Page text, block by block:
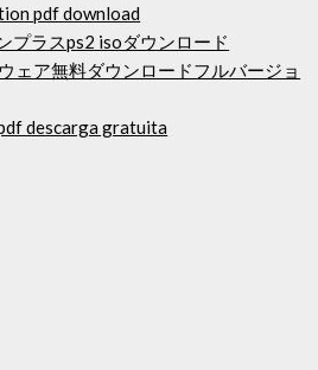
pdf download
プラスps2 isoダウンロード
ェア無料ダウンロードフルバージョ
descarga gratuita